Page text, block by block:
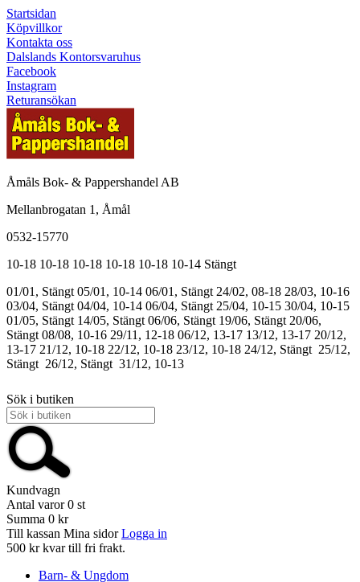
Startsidan
Köpvillkor
Kontakta oss
Dalslands Kontorsvaruhus
Facebook
Instagram
Returansökan
Åmåls Bok- & Pappershandel AB
Mellanbrogatan 1, Åmål
0532-15770
10-18 10-18 10-18 10-18 10-18 10-14 Stängt
01/01, Stängt 05/01, 10-14 06/01, Stängt 24/02, 08-18 28/03, 10-16
03/04, Stängt 04/04, 10-14 06/04, Stängt 25/04, 10-15 30/04, 10-15
01/05, Stängt 14/05, Stängt 06/06, Stängt 19/06, Stängt 20/06,
Stängt 08/08, 10-16 29/11, 12-18 06/12, 13-17 13/12, 13-17 20/12,
13-17 21/12, 10-18 22/12, 10-18 23/12, 10-18 24/12, Stängt 25/12,
Stängt 26/12, Stängt 31/12, 10-13
Sök i butiken
Kundvagn
Antal varor 0 st
Summa 0 kr
Till kassan Mina sidor Logga in
500 kr kvar till fri frakt.
Barn- & Ungdom